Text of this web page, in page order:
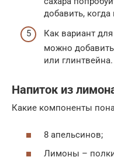
добавить, когда
Как вариант
можно
или глинтвейна.
Напиток из
Какие компоненты
8 апельсинов;
Лимоны –